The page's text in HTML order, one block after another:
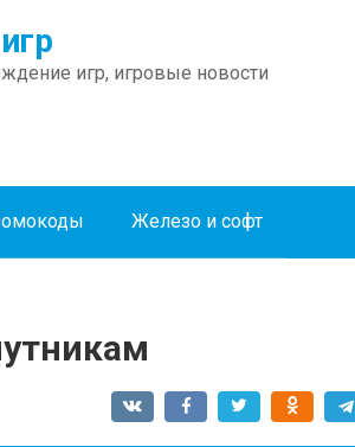
игр, игровые новости
Железо и софт